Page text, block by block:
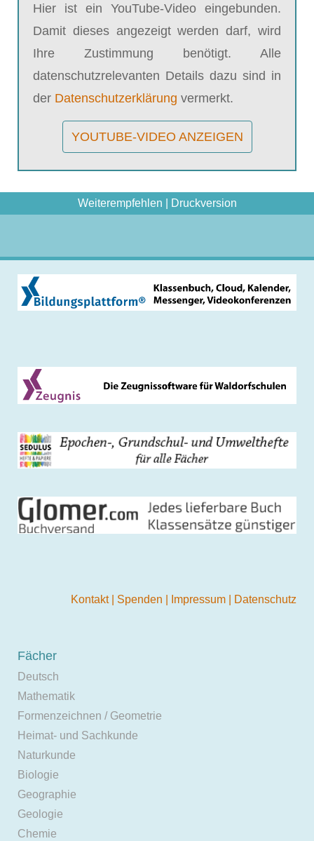
Hier ist ein YouTube-Video eingebunden.
Damit dieses angezeigt werden darf, wird
Ihre Zustimmung benötigt. Alle
datenschutzrelevanten Details dazu sind in
der Datenschutzerklärung vermerkt.
YOUTUBE-VIDEO ANZEIGEN
Weiterempfehlen Druckversion
Kontakt Spenden Impressum Datenschutz
Fächer
Deutsch
Mathematik
Formenzeichnen / Geometrie
Heimat- und Sachkunde
Naturkunde
Biologie
Geographie
Geologie
Chemie